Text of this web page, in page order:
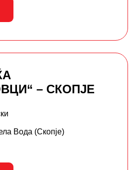
– СКОПЈЕ
Вода (Скопје)